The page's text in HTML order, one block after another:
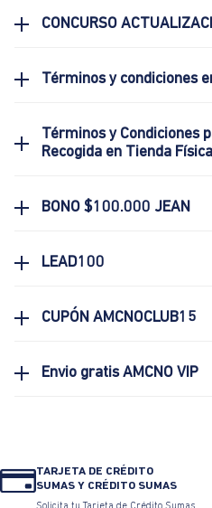
CONCURSO
Términos y condiciones
Términos y Condiciones
Recogida en Tienda Física
BONO $100.000 JEAN
LEAD100
CUPÓN AMCNOCLUB15
Envio gratis AMCNO VIP
TARJETA DE CRÉDITO
SUMAS Y CRÉDITO SUMAS